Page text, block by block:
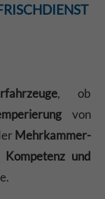
, ob
von
Mehrkammer-
Kompetenz und